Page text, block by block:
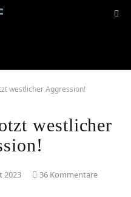
westlicher Aggression!
westlicher
2023 36 Kommentare